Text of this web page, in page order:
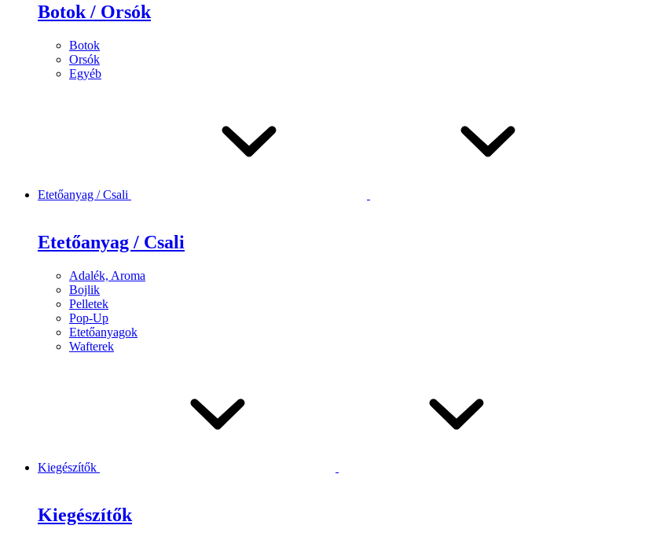
Botok / Orsók
Botok
Orsók
Egyéb
Etetőanyag / Csali
Etetőanyag / Csali
Adalék, Aroma
Bojlik
Pelletek
Pop-Up
Etetőanyagok
Wafterek
Kiegészítők
Kiegészítők